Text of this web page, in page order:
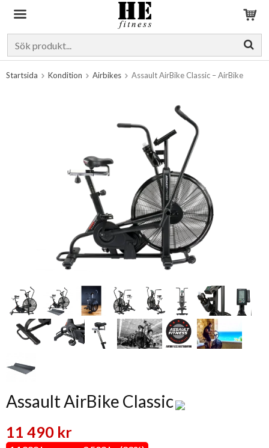
Startsida Kondition Airbikes Assault AirBike Classic – AirBike
Assault AirBike Classic
11 490 kr